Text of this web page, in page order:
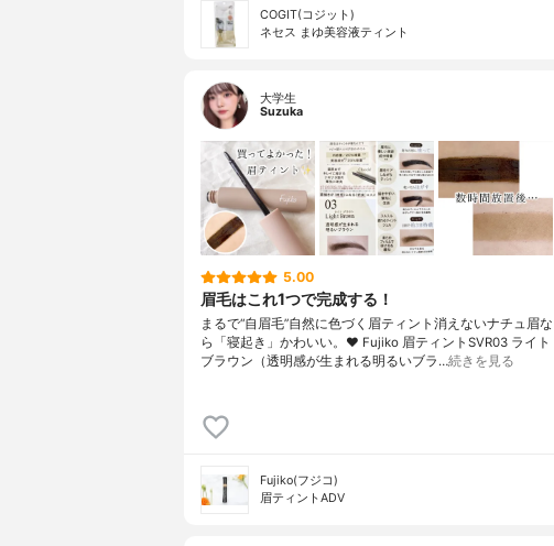
COGIT(コジット)
ネセス まゆ美容液ティント
大学生
Suzuka
5.00
眉毛はこれ1つで完成する！
まるで“自眉毛”自然に色づく眉ティント消えないナチュ眉な
ら「寝起き」かわいい。♥ Fujiko 眉ティントSVR03 ライト
ブラウン（透明感が生まれる明るいブラ…続きを見る
Fujiko(フジコ)
眉ティントADV